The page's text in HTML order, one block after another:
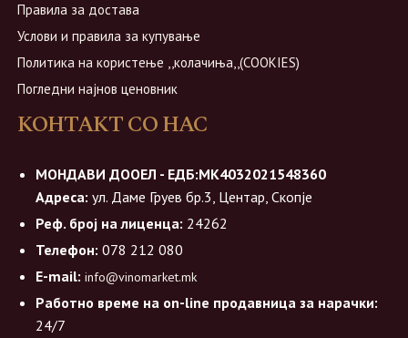
Правила за достава
Услови и правила за купување
Политика на користење ,,колачиња,,(COOKIES)
Погледни најнов ценовник
КОНТАКТ СО НАС
МОНДАВИ ДООЕЛ - ЕДБ:МК4032021548360
Адреса: ул. Даме Груев бр.3, Центар, Скопје
Реф. број на лиценца: 24262
Телефон: 078 212 080
E-mail: info@vinomarket.mk
Работно време на on-line продавница за нарачки:
24/7